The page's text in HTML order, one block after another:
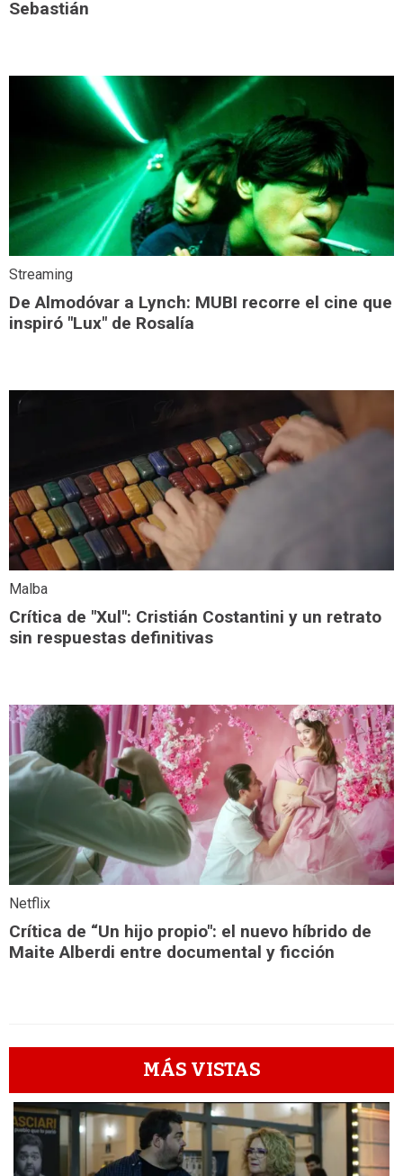
Sebastián
Streaming
De Almodóvar a Lynch: MUBI recorre el cine que
inspiró "Lux" de Rosalía
Malba
Crítica de "Xul": Cristián Costantini y un retrato
sin respuestas definitivas
Netflix
Crítica de “Un hijo propio": el nuevo híbrido de
Maite Alberdi entre documental y ficción
MÁS VISTAS
1